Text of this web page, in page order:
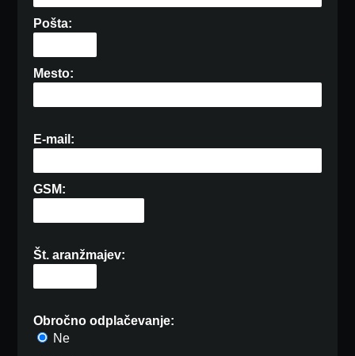
Pošta:
Mesto:
E-mail:
GSM:
Št. aranžmajev:
Obročno odplačevanje:
Ne